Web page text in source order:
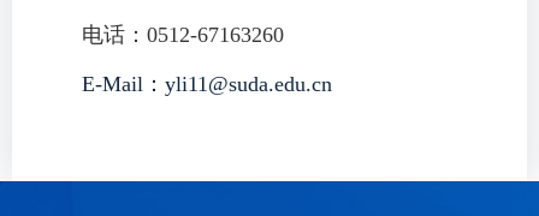
电话：0512-67163260
E-Mail： yli11@suda.edu.cn